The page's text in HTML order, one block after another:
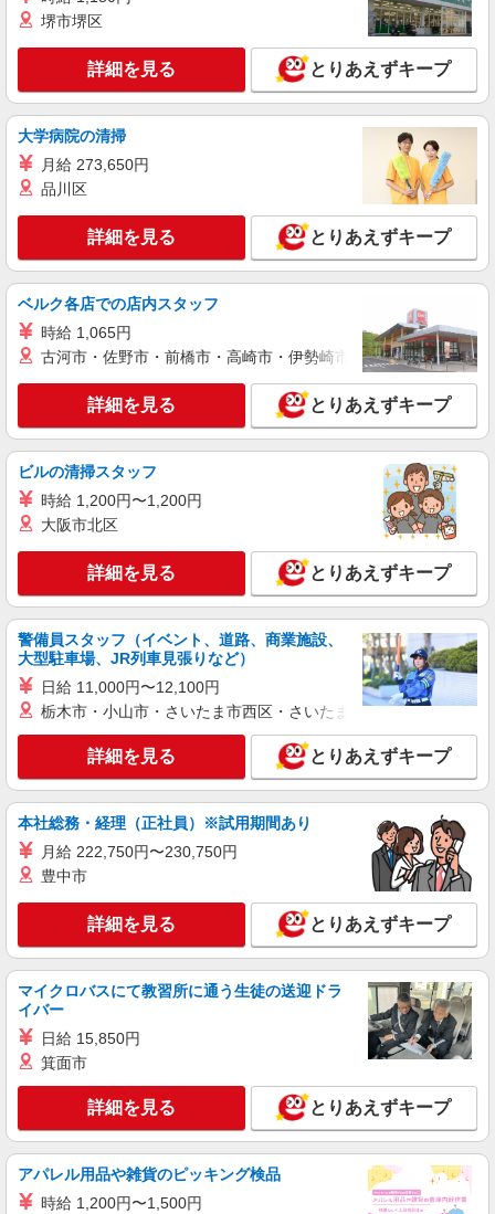
堺市堺区
詳細を見る とりあえずキープ
大学病院の清掃
月給 273,650円
品川区
詳細を見る とりあえずキープ
ベルク各店での店内スタッフ
時給 1,065円
古河市・佐野市・前橋市・高崎市・伊勢崎市・太田市・館林市
詳細を見る とりあえずキープ
ビルの清掃スタッフ
時給 1,200円〜1,200円
大阪市北区
詳細を見る とりあえずキープ
警備員スタッフ（イベント、道路、商業施設、
大型駐車場、JR列車見張りなど）
日給 11,000円〜12,100円
栃木市・小山市・さいたま市西区・さいたま市岩槻区・久喜市・
詳細を見る とりあえずキープ
本社総務・経理（正社員）※試用期間あり
月給 222,750円〜230,750円
豊中市
詳細を見る とりあえずキープ
マイクロバスにて教習所に通う生徒の送迎ドラ
イバー
日給 15,850円
箕面市
詳細を見る とりあえずキープ
アパレル用品や雑貨のピッキング検品
時給 1,200円〜1,500円